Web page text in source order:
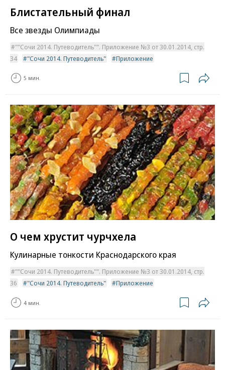
Блистательный финал
Все звезды Олимпиады
""Сочи 2014. Путеводитель"". Приложение №3 от 30.01.2014, стр.
34
"Сочи 2014. Путеводитель" Приложение
5 мин.
О чем хрустит чурчхела
Кулинарные тонкости Краснодарского края
""Сочи 2014. Путеводитель"". Приложение №3 от 30.01.2014, стр.
36
"Сочи 2014. Путеводитель" Приложение
4 мин.